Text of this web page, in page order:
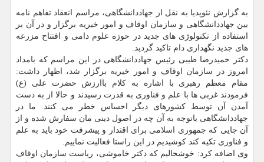
به گزارش نئوپدیا به نقل از جهاددانشگاهی، مراسم انعقاد تفاهم نامه
بین جهاددانشگاهی و سازمان اوقاف و امور خیریه برگزار و در آن بر
استفاده از تكنولوژی های جدید در حوزه علوم دامی و افتتاح مزرعه
های جدید نگهداری دام تاكید گردید.
دكتر حمیدرضا طیبی رئیس جهاددانشگاهی در این مراسم كه بامداد
امروز در سازمان اوقاف و امور خیریه برگزار شد، اظهار داشت:
مقام معظم رهبری با اشاره به كلام باارزش حضرت علی (ع)
فرمودند غربی ها با علم و فناوری به قدرت رسیدند و حالا از به دست
آمدن آن توسط كشورهای دیگر احساس خطر می كنند. ما در
جهاددانشگاهی باتوجه به آن چه در اصول دینی مان سفارش شده و از
آن جایی كه جمهوری اسلامی برای اقتدار و پیشرفت خود باید به علم
و فناوری تكیه كند كوشیدیم در این راستا فعالیت نماییم.
وی اضافه كرد: خوشحالیم كه دكتر خاموشی، ریاست سازمان اوقاف